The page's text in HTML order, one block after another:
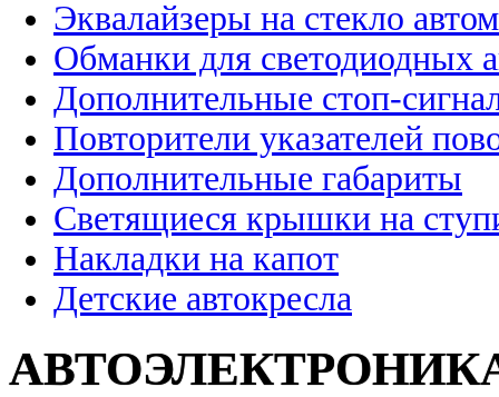
Эквалайзеры на стекло
Обманки для светодиодных
Дополнительные стоп-
Повторители указателей
Дополнительные габариты
Светящиеся крышки на
Накладки на капот
Детские автокресла